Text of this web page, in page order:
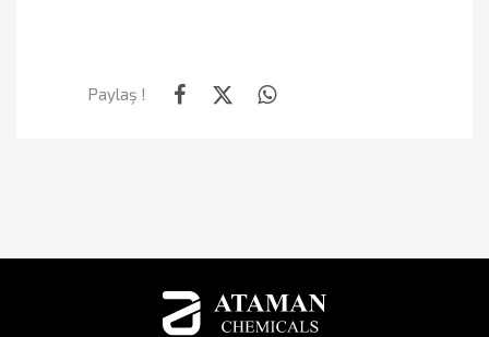
Paylaş !